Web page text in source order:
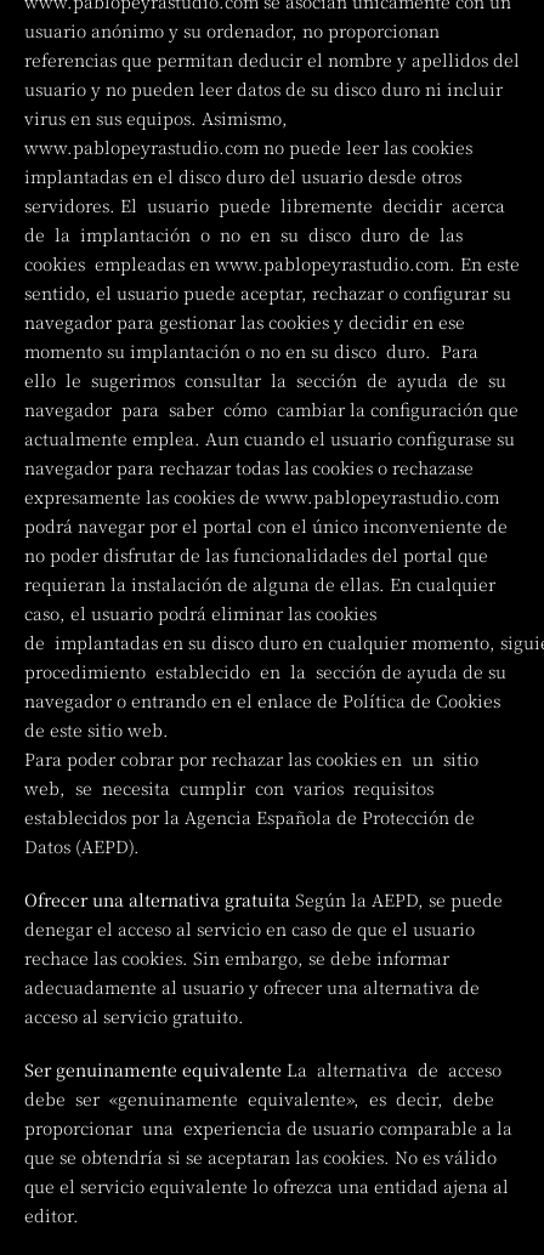
usuario anónimo y su ordenador, no proporcionan
referencias que permitan deducir el nombre y apellidos del
usuario y no pueden leer datos de su disco duro ni incluir
virus en sus equipos. Asimismo,
www.pablopeyrastudio.com no puede leer las cookies
implantadas en el disco duro del usuario desde otros
servidores. El usuario puede libremente decidir acerca
de la implantación o no en su disco duro de las
cookies empleadas en www.pablopeyrastudio.com. En este
sentido, el usuario puede aceptar, rechazar o configurar su
navegador para gestionar las cookies y decidir en ese
momento su implantación o no en su disco duro. Para
ello le sugerimos consultar la sección de ayuda de su
navegador para saber cómo cambiar la configuración que
actualmente emplea. Aun cuando el usuario configurase su
navegador para rechazar todas las cookies o rechazase
expresamente las cookies de www.pablopeyrastudio.com
podrá navegar por el portal con el único inconveniente de
no poder disfrutar de las funcionalidades del portal que
requieran la instalación de alguna de ellas. En cualquier
caso, el usuario podrá eliminar las cookies
de implantadas en su disco duro en cualquier momento,
procedimiento establecido en la sección de ayuda de su
navegador o entrando en el enlace de Política de Cookies
de este sitio web.
Para poder cobrar por rechazar las cookies en un sitio
web, se necesita cumplir con varios requisitos
establecidos por la Agencia Española de Protección de
Datos (AEPD).
Ofrecer una alternativa gratuitaSegún la AEPD, se puede
denegar el acceso al servicio en caso de que el usuario
rechace las cookies. Sin embargo, se debe informar
adecuadamente al usuario y ofrecer una alternativa de
acceso al servicio gratuito.
Ser genuinamente equivalente La alternativa de acceso
debe ser «genuinamente equivalente», es decir, debe
proporcionar una experiencia de usuario comparable a la
que se obtendría si se aceptaran las cookies. No es válido
que el servicio equivalente lo ofrezca una entidad ajena al
editor.